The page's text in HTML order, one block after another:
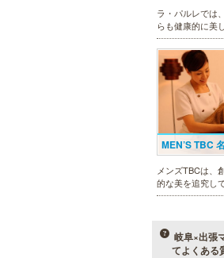
ラ・パルレでは
らも健康的に美
ト。脱メタボリ
マッチョコース
ス、アロマトリ
メニューをご用
スも多数！
MEN’S TBC
メンズTBCは、
的な美を追究し
脱毛メニューを
べる種類の多さ
です。
岐阜×出張
てよくある